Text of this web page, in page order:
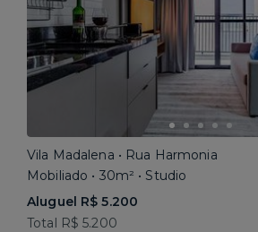
Vila Madalena • Rua Harmonia
Mobiliado • 30m² • Studio
Aluguel R$ 5.200
Total R$ 5.200